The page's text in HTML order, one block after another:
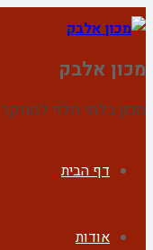
מכון אלבק
מכון בלתי תלוי למחקר
דף הבית
אודות